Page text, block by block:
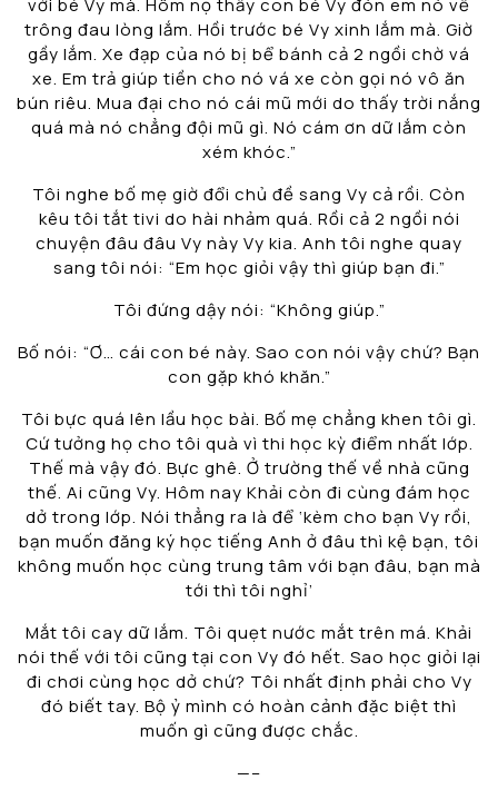
với bé Vy mà. Hôm nọ thấy con bé Vy đón em nó về
trông đau lòng lắm. Hồi trước bé Vy xinh lắm mà. Giờ
gầy lắm. Xe đạp của nó bị bể bánh cả 2 ngồi chờ vá
xe. Em trả giúp tiền cho nó vá xe còn gọi nó vô ăn
bún riêu. Mua đại cho nó cái mũ mới do thấy trời nắng
quá mà nó chẳng đội mũ gì. Nó cám ơn dữ lắm còn
xém khóc.”
Tôi nghe bố mẹ giờ đổi chủ đề sang Vy cả rồi. Còn
kêu tôi tắt tivi do hài nhảm quá. Rồi cả 2 ngồi nói
chuyện đâu đâu Vy này Vy kia. Anh tôi nghe quay
sang tôi nói: “Em học giỏi vậy thì giúp bạn đi.”
Tôi đứng dậy nói: “Không giúp.”
Bố nói: “Ơ… cái con bé này. Sao con nói vậy chứ? Bạn
con gặp khó khăn.”
Tôi bực quá lên lầu học bài. Bố mẹ chẳng khen tôi gì.
Cứ tưởng họ cho tôi quà vì thi học kỳ điểm nhất lớp.
Thế mà vậy đó. Bực ghê. Ở trường thế về nhà cũng
thế. Ai cũng Vy. Hôm nay Khải còn đi cùng đám học
dở trong lớp. Nói thẳng ra là để ‘kèm cho bạn Vy rồi,
bạn muốn đăng ký học tiếng Anh ở đâu thì kệ bạn, tôi
không muốn học cùng trung tâm với bạn đâu, bạn mà
tới thì tôi nghỉ’
Mắt tôi cay dữ lắm. Tôi quẹt nước mắt trên má. Khải
nói thế với tôi cũng tại con Vy đó hết. Sao học giỏi lại
đi chơi cùng học dở chứ? Tôi nhất định phải cho Vy
đó biết tay. Bộ ỷ mình có hoàn cảnh đặc biệt thì
muốn gì cũng được chắc.
—–